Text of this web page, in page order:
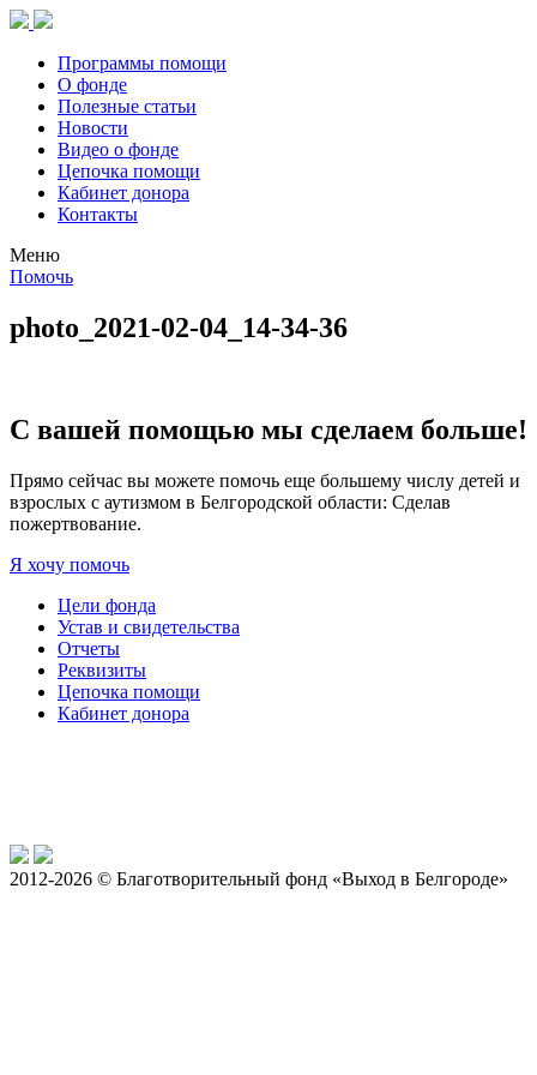
Программы помощи
О фонде
Полезные статьи
Новости
Видео о фонде
Цепочка помощи
Кабинет донора
Контакты
Меню
Помочь
photo_2021-02-04_14-34-36
С вашей помощью мы сделаем больше!
Прямо сейчас вы можете помочь еще большему числу детей и
взрослых с аутизмом в Белгородской области: Сделав
пожертвование.
Я хочу помочь
Цели фонда
Устав и свидетельства
Отчеты
Реквизиты
Цепочка помощи
Кабинет донора
2012-2026 © Благотворительный фонд «Выход в Белгороде»